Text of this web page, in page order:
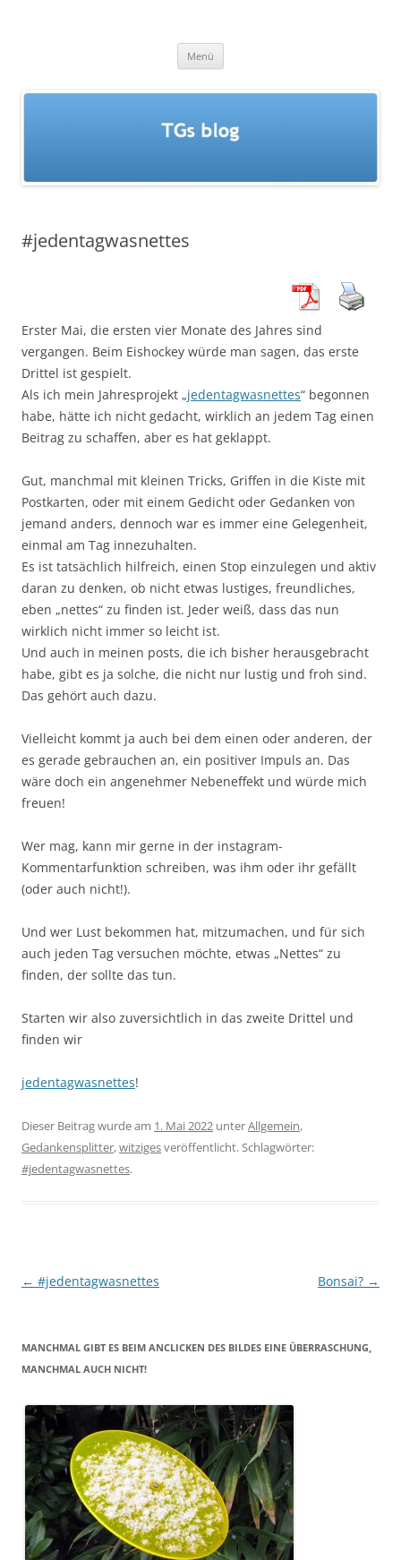
Menü
#jedentagwasnettes
Erster Mai, die ersten vier Monate des Jahres sind
vergangen. Beim Eishockey würde man sagen, das erste
Drittel ist gespielt.
Als ich mein Jahresprojekt „jedentagwasnettes“ begonnen
habe, hätte ich nicht gedacht, wirklich an jedem Tag einen
Beitrag zu schaffen, aber es hat geklappt.
Gut, manchmal mit kleinen Tricks, Griffen in die Kiste mit
Postkarten, oder mit einem Gedicht oder Gedanken von
jemand anders, dennoch war es immer eine Gelegenheit,
einmal am Tag innezuhalten.
Es ist tatsächlich hilfreich, einen Stop einzulegen und aktiv
daran zu denken, ob nicht etwas lustiges, freundliches,
eben „nettes“ zu finden ist. Jeder weiß, dass das nun
wirklich nicht immer so leicht ist.
Und auch in meinen posts, die ich bisher herausgebracht
habe, gibt es ja solche, die nicht nur lustig und froh sind.
Das gehört auch dazu.
Vielleicht kommt ja auch bei dem einen oder anderen, der
es gerade gebrauchen an, ein positiver Impuls an. Das
wäre doch ein angenehmer Nebeneffekt und würde mich
freuen!
Wer mag, kann mir gerne in der instagram-
Kommentarfunktion schreiben, was ihm oder ihr gefällt
(oder auch nicht!).
Und wer Lust bekommen hat, mitzumachen, und für sich
auch jeden Tag versuchen möchte, etwas „Nettes“ zu
finden, der sollte das tun.
Starten wir also zuversichtlich in das zweite Drittel und
finden wir
jedentagwasnettes!
Dieser Beitrag wurde am 1. Mai 2022 unterAllgemein,
Gedankensplitter,witzigesveröffentlicht. Schlagwörter:
#jedentagwasnettes.
Beitragsnavigation
← #jedentagwasnettes Bonsai? →
MANCHMAL GIBT ES BEIM ANCLICKEN DES BILDES EINE ÜBERRASCHUNG,
MANCHMAL AUCH NICHT!